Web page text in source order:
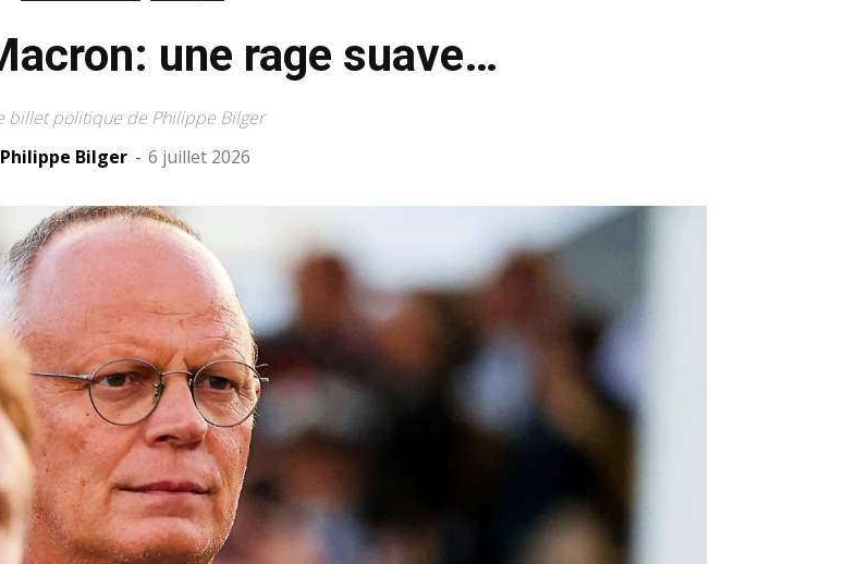
une rage suave…
billet politique de Philippe Bilger
Philippe Bilger - 6 juillet 2026